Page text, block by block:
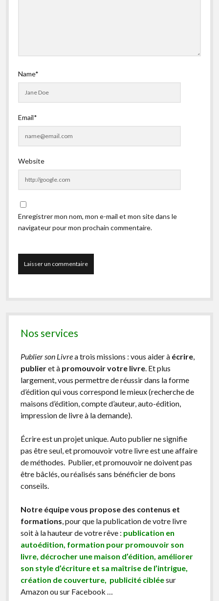
Name*
Email*
Website
Enregistrer mon nom, mon e-mail et mon site dans le
navigateur pour mon prochain commentaire.
Nos services
Publier son Livrea trois missions : vous aider à écrire,
publieret à promouvoir votre livre. Et plus
largement, vous permettre de réussir dans la forme
d’édition qui vous correspond le mieux (recherche de
maisons d’édition, compte d’auteur, auto-édition,
impression de livre à la demande).
Écrire est un projet unique. Auto publier ne signifie
pas être seul, et promouvoir votre livre est une affaire
de méthodes. Publier, et promouvoir ne doivent pas
être bâclés, ou réalisés sans bénéficier de bons
conseils.
Notre équipe vous propose des contenus et
formations, pour que la publication de votre livre
soit à la hauteur de votre rêve : publication en
autoédition, formation pour promouvoir son
livre, décrocher une maison d’édition, améliorer
son style d’écriture et sa maîtrise de l’intrigue,
création de couverture, publicité cibléesur
Amazon ou sur Facebook …